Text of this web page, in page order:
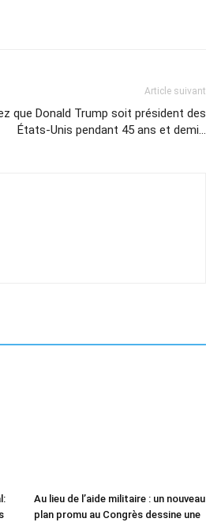
Article suivant
que Donald Trump soit président des
États-Unis pendant 45 ans et demi…
Au lieu de l’aide militaire : un nouveau
plan promu au Congrès dessine une